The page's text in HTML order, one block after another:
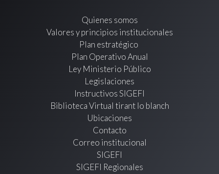
Quienes somos
Valores y principios institucionales
Plan estratégico
Plan Operativo Anual
Ley Ministerio Público
Legislaciones
Instructivos SIGEFI
Biblioteca Virtual tirant lo blanch
Ubicaciones
Contacto
Correo institucional
SIGEFI
SIGEFI Regionales